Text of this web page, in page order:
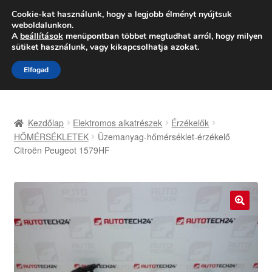
SZÁLLÍTÁS 2618 Ft-tól
Hétfő-Péntek 9:00–16:0006 80 088 054
Ugrás
a
navigációhoz
Kilépés
a
tartalomba
Adatvédelmi irányelvek
Kifizetések
Panasz
Kezdőlap Elektromos alkatrészek
Érzékelők
HŐMÉRSÉKLETEK
Üzemanyag-hőmérséklet-érzékelő
Citroën Peugeot 1579HF
🔍
Cookie-kat használunk, hogy a legjobb élményt nyújtsuk
weboldalunkon.
A beállítások menüpontban többet megtudhat arról, hogy milyen
sütiket használunk, vagy kikapcsolhatja azokat.
Elfogad